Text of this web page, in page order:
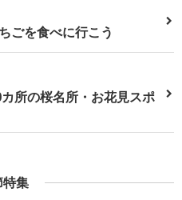
ごを食べに行こう
所の桜名所・お花見スポ
集